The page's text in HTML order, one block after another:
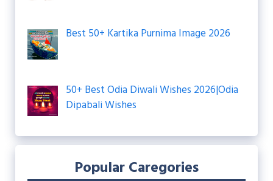
Best 50+ Kartika Purnima Image 2026
50+ Best Odia Diwali Wishes 2026|Odia
Dipabali Wishes
Popular Caregories